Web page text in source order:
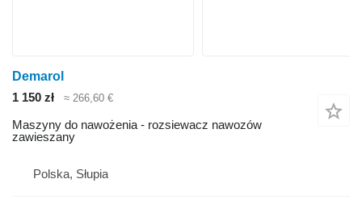
Demarol
1 150 zł
≈ 266,60 €
Maszyny do nawożenia - rozsiewacz nawozów
zawieszany
Polska, Słupia